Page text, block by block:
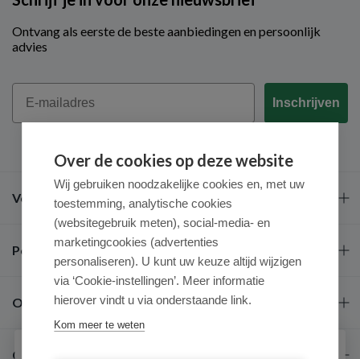
Ontvang als eerste de beste aanbiedingen en persoonlijk
advies
Email
Inschrijven
Veel gestelde vragen
Populaire merken
Over ons
Contact
Over de cookies op deze website
Wij gebruiken noodzakelijke cookies en, met uw
toestemming, analytische cookies
(websitegebruik meten), social-media- en
marketingcookies (advertenties
personaliseren). U kunt uw keuze altijd wijzigen
via ‘Cookie-instellingen’. Meer informatie
hierover vindt u via onderstaande link.
Kom meer te weten